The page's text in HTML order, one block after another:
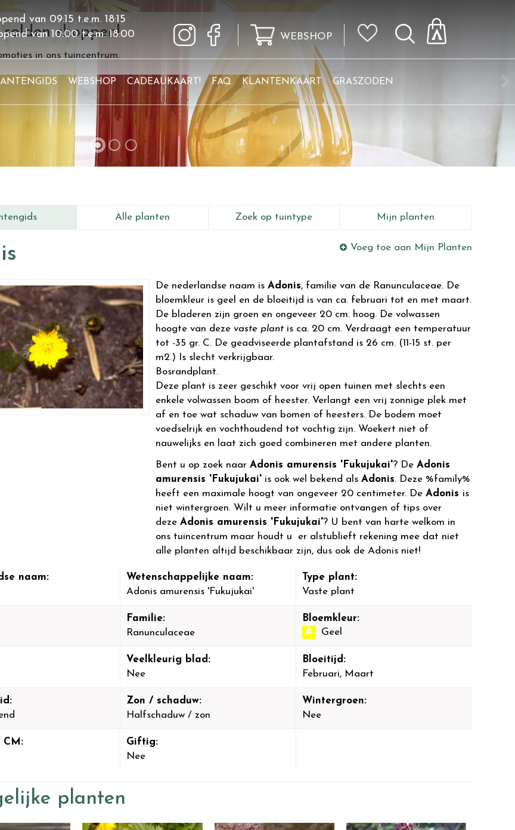
shoppen!
in ons tuincentrum.
van 09:15 t.e.m. 18:15
van10:00t.e.m.18:00 WEBSHOP
WEBSHOP CADEAUKAART! FAQ KLANTENKAART GRASZODEN
Alle planten Zoek op tuintype Mijn planten
Voeg toe aan Mijn Planten
De nederlandse naam is Adonis, familie van de Ranunculaceae. De
bloemkleur is geel en de bloeitijd is van ca. februari tot en met maart.
De bladeren zijn groen en ongeveer 20 cm. hoog. De volwassen
hoogte van deze vaste plant is ca. 20 cm. Verdraagt een temperatuur
tot -35 gr. C. De geadviseerde plantafstand is 26 cm. (11-15 st. per
m2.) Is slecht verkrijgbaar.
Bosrandplant.
Deze plant is zeer geschikt voor vrij open tuinen met slechts een
enkele volwassen boom of heester. Verlangt een vrij zonnige plek met
af en toe wat schaduw van bomen of heesters. De bodem moet
voedselrijk en vochthoudend tot vochtig zijn. Woekert niet of
nauwelijks en laat zich goed combineren met andere planten.
Bent u op zoek naar Adonis amurensis 'Fukujukai'? De Adonis
amurensis 'Fukujukai' is ook wel bekend als Adonis. Deze %family%
heeft een maximale hoogt van ongeveer 20 centimeter. De Adonis is
niet wintergroen. Wilt u meer informatie ontvangen of tips over
deze Adonis amurensis 'Fukujukai'? U bent van harte welkom in
ons tuincentrum maar houdt u er alstublieft rekening mee dat niet
alle planten altijd beschikbaar zijn, dus ook de Adonis niet!
naam:
Wetenschappelijke naam:
Adonis amurensis 'Fukujukai'
Type plant:
Vaste plant
Familie:
Ranunculaceae
Bloemkleur:
Geel
Veelkleurig blad:
Nee
Bloeitijd:
Februari, Maart
Zon / schaduw:
Halfschaduw / zon
Wintergroen:
Nee
CM:
Giftig:
Nee
planten